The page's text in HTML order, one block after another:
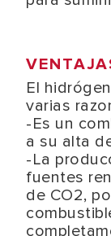
El
varias
-Es un
a su alta
-La
fuentes
de CO2,